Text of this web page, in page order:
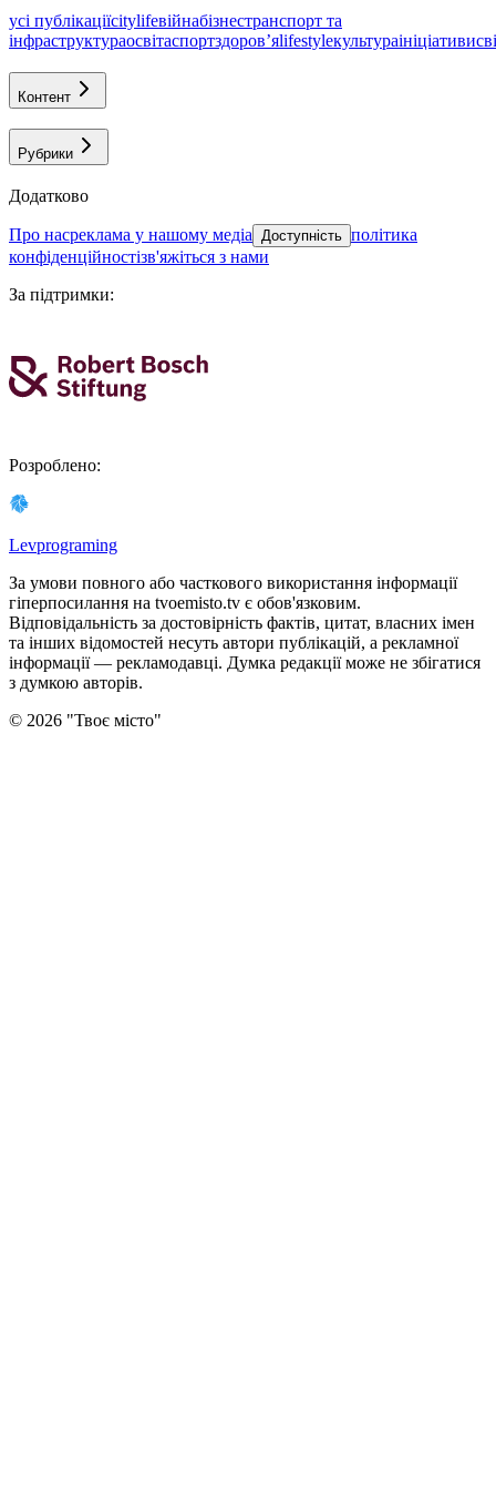
усі публікаціїcitylifeвійнабізнестранспорт та
інфраструктураосвітаспортздоровʼяlifestyleкультураініціативи
Контент
Рубрики
Додатково
про насреклама у нашому медіа Доступність політика
конфіденційностізв'яжіться з нами
За підтримки:
Розроблено:
Levprograming
За умови повного або часткового використання iнформацiї
гіперпосилання на tvoemisto.tv є обов'язковим.
Відповідальність за достовірність фактів, цитат, власних імен
та інших відомостей несуть автори публікацій, а рекламної
інформації — рекламодавці. Думка редакцiї може не збiгатися
з думкою авторiв.
© 2026 "Твоє місто"